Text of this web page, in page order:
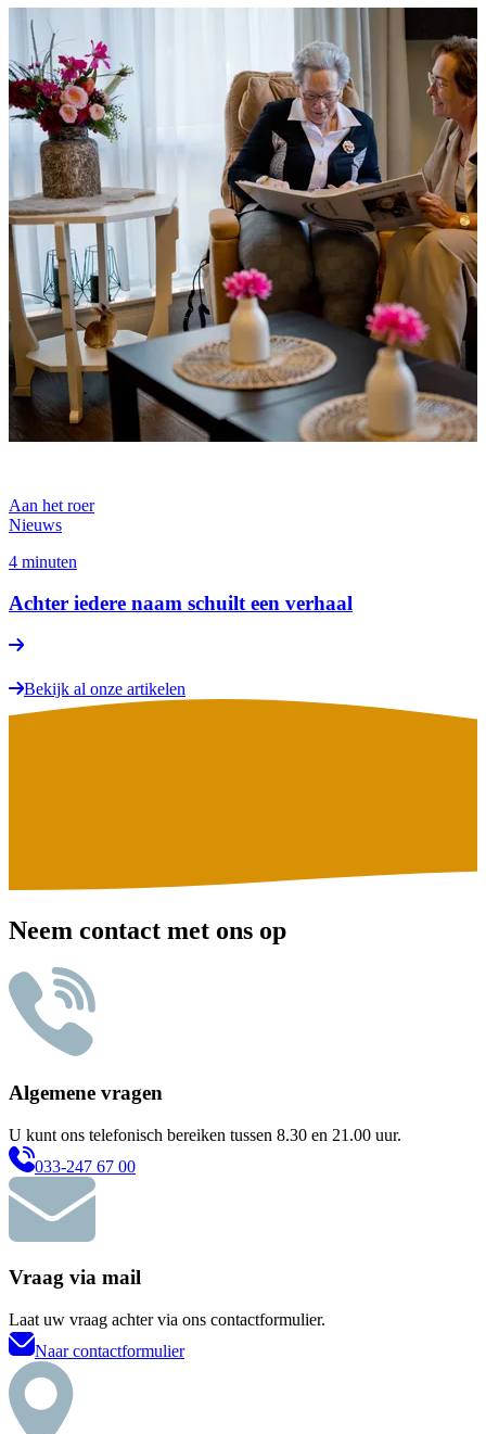
Aan het roer
Nieuws
4 minuten
Achter iedere naam schuilt een verhaal
Bekijk al onze artikelen
Neem contact met ons op
Algemene vragen
U kunt ons telefonisch bereiken tussen 8.30 en 21.00 uur.
033-247 67 00
Vraag via mail
Laat uw vraag achter via ons contactformulier.
Naar contactformulier